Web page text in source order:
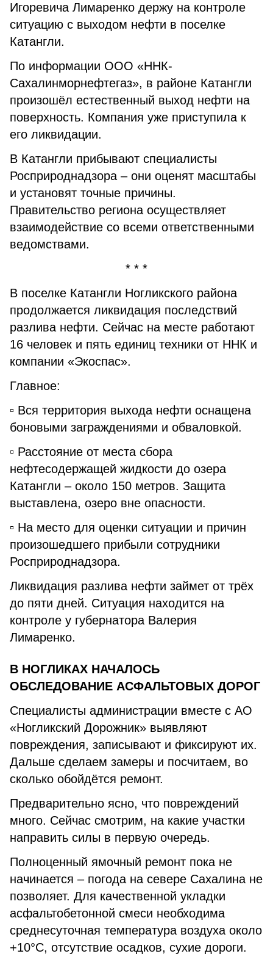
Игоревича Лимаренко держу на контроле
ситуацию с выходом нефти в поселке
Катангли.
По информации ООО «ННК-
Сахалинморнефтегаз», в районе Катангли
произошёл естественный выход нефти на
поверхность. Компания уже приступила к
его ликвидации.
В Катангли прибывают специалисты
Росприроднадзора – они оценят масштабы
и установят точные причины.
Правительство региона осуществляет
взаимодействие со всеми ответственными
ведомствами.
* * *
В поселке Катангли Ногликского района
продолжается ликвидация последствий
разлива нефти. Сейчас на месте работают
16 человек и пять единиц техники от ННК и
компании «Экоспас».
Главное:
▫️ Вся территория выхода нефти оснащена
боновыми заграждениями и обваловкой.
▫️ Расстояние от места сбора
нефтесодержащей жидкости до озера
Катангли – около 150 метров. Защита
выставлена, озеро вне опасности.
▫️ На место для оценки ситуации и причин
произошедшего прибыли сотрудники
Росприроднадзора.
Ликвидация разлива нефти займет от трёх
до пяти дней. Ситуация находится на
контроле у губернатора Валерия
Лимаренко.
В НОГЛИКАХ НАЧАЛОСЬ
ОБСЛЕДОВАНИЕ АСФАЛЬТОВЫХ ДОРОГ
Специалисты администрации вместе с АО
«Ногликский Дорожник» выявляют
повреждения, записывают и фиксируют их.
Дальше сделаем замеры и посчитаем, во
сколько обойдётся ремонт.
Предварительно ясно, что повреждений
много. Сейчас смотрим, на какие участки
направить силы в первую очередь.
Полноценный ямочный ремонт пока не
начинается – погода на севере Сахалина не
позволяет. Для качественной укладки
асфальтобетонной смеси необходима
среднесуточная температура воздуха около
+10°С, отсутствие осадков, сухие дороги.